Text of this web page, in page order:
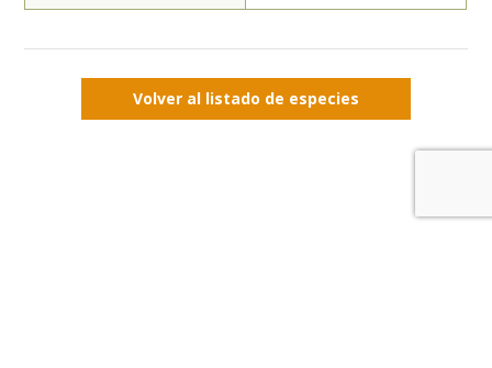
Volver al listado de especies